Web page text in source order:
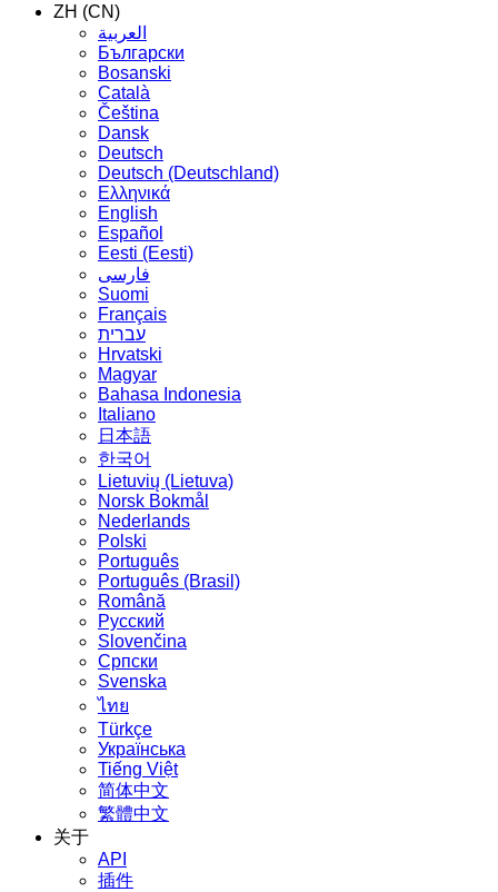
ZH (CN)
العربية
Български
Bosanski
Сatalà
Čeština
Dansk
Deutsch
Deutsch (Deutschland)
Ελληνικά
English
Español
Eesti (Eesti)
فارسی
Suomi
Français
עברית
Hrvatski
Magyar
Bahasa Indonesia
Italiano
日本語
한국어
Lietuvių (Lietuva)
‪Norsk Bokmål‬
Nederlands
Polski
Português
Português (Brasil)
Română
Русский
Slovenčina
Српски
Svenska
ไทย
Türkçe
Українська
Tiếng Việt
简体中文
繁體中文
关于
API
插件